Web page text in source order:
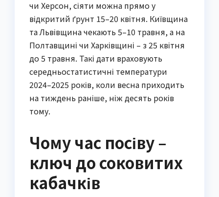
чи Херсон, сіяти можна прямо у
відкритий ґрунт 15–20 квітня. Київщина
та Львівщина чекають 5–10 травня, а на
Полтавщині чи Харківщині – з 25 квітня
до 5 травня. Такі дати враховують
середньостатистичні температури
2024–2025 років, коли весна приходить
на тиждень раніше, ніж десять років
тому.
Чому час посіву –
ключ до соковитих
кабачків